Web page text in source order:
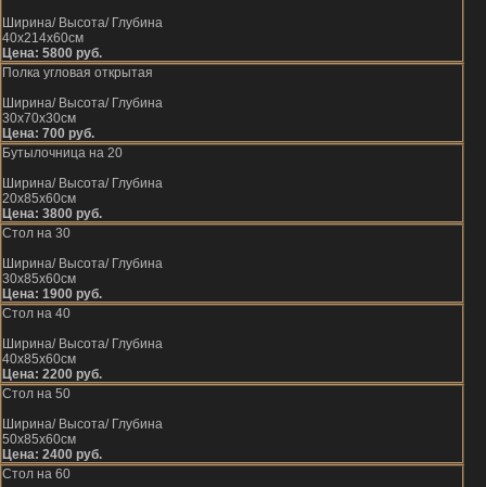
Ширина/ Высота/ Глубина
40х214х60см
Цена: 5800 руб.
Полка угловая открытая
Ширина/ Высота/ Глубина
30х70х30см
Цена: 700 руб.
Бутылочница на 20
Ширина/ Высота/ Глубина
20х85х60см
Цена: 3800 руб.
Стол на 30
Ширина/ Высота/ Глубина
30х85х60см
Цена: 1900 руб.
Стол на 40
Ширина/ Высота/ Глубина
40х85х60см
Цена: 2200 руб.
Стол на 50
Ширина/ Высота/ Глубина
50х85х60см
Цена: 2400 руб.
Стол на 60